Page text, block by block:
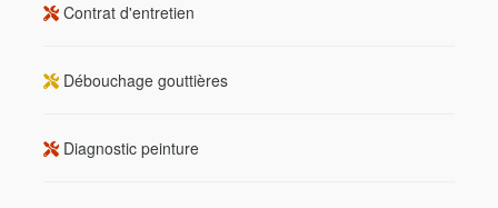
Contrat d'entretien
Débouchage gouttières
Diagnostic peinture